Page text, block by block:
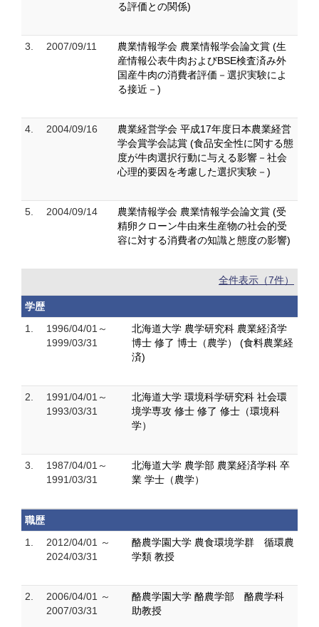
る評価との関係)
3. 2007/09/11
農業情報学会 農業情報学会論文賞 (生
産情報公表牛肉およびBSE検査済み外
国産牛肉の消費者評価－選択実験によ
る接近－)
4. 2004/09/16
農業経営学会 平成17年度日本農業経営
学会賞学会誌賞 (食品安全性に関する態
度が牛肉選択行動に与える影響－社会
心理的要因を考慮した選択実験－)
5. 2004/09/14
農業情報学会 農業情報学会論文賞 (受
精卵クローン牛由来生産物の社会的受
容に対する消費者の知識と態度の影響)
全件表示（7件）
学歴
1.
1996/04/01～
1999/03/31
北海道大学 農学研究科 農業経済学
博士 修了 博士（農学） (食料農業経
済)
2.
1991/04/01～
1993/03/31
北海道大学 環境科学研究科 社会環
境学専攻 修士 修了 修士（環境科
学）
3.
1987/04/01～
1991/03/31
北海道大学 農学部 農業経済学科 卒
業 学士（農学）
職歴
1.
2012/04/01 ～
2024/03/31
酪農学園大学 農食環境学群 循環農
学類 教授
2.
2006/04/01 ～
2007/03/31
酪農学園大学 酪農学部 酪農学科
助教授